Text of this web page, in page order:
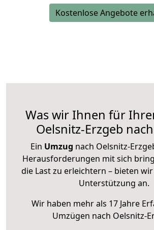
Kostenlose Angebote
Was wir Ihnen für
Oelsnitz-Erzgeb
Ein Umzug nach Oelsnitz-
Herausforderungen mit sich
die Last zu erleichtern – bieten
Unterstützung an.
Wir haben mehr als 17 Jahre
Umzügen nach Oelsnitz-